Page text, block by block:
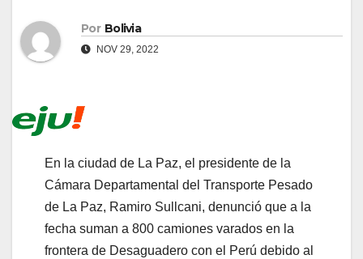
Por Bolivia
NOV 29, 2022
En la ciudad de La Paz, el presidente de la
Cámara Departamental del Transporte Pesado
de La Paz, Ramiro Sullcani, denunció que a la
fecha suman a 800 camiones varados en la
frontera de Desaguadero con el Perú debido al